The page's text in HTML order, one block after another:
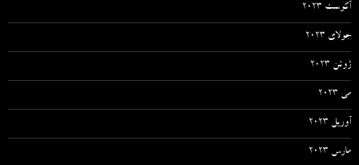
آگوست 2023
جولای 2023
ژوئن 2023
می 2023
آوریل 2023
مارس 2023